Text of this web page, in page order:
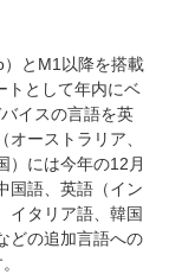
とM1以降を搭載
トとして年内にベ
イスの言語を英
ーストラリア、
）には今年の12月
国語、英語（イン
イタリア語、韓国
どの追加言語への